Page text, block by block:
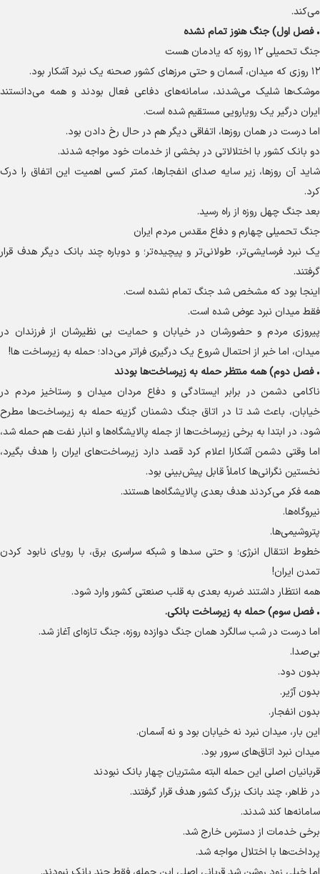
می‌کند.
•فصل اول) جنگ هنوز تمام نشده
جنگ تحمیلی ۱۲ روزه که یادمان هست
۱۲ روزی که میدان، آسمان و حتی مرز‌های کشور صحنه یک نبرد آشکار بود.
موشک‌ها شلیک می‌شدند، سامانه‌های دفاعی فعال بودند و همه می‌دانستند
ایران درگیر یک رویارویی مستقیم شده است.
اما درست در همان روزها، اتفاقی دیگر هم در حال رخ دادن بود.
دو بانک کشور با اختلالاتی در بخشی از خدمات خود مواجه شدند.
شاید آن روزها، زیر سایه صدای انفجارها، کمتر کسی اهمیت این اتفاق را درک
کرد.
بعد جنگ چهل روزه از راه رسید.
جنگ تحمیلی چهارم و دفاع مقدس مردم ایران
یک نبرد فرسایشی‌تر، طولانی‌تر و پیچیده‌تر؛ و دوباره چند بانک دیگر هدف قرار
گرفتند.
اینجا بود که مشخص شد جنگ تمام نشده است.
فقط میدان نبرد عوض شده است.
پیروزی مردم و حضورشان در خیابان و حمایت بی نظیرشان از فرزندان در
میدان، اما خبر از احتمال شروع یک درگیری فراتر می‌داد؛ حمله به زیرساخت ها!
•فصل دوم) همه منتظر حمله به زیرساخت‌ها بودند
ناکامی دشمن در برابر ایستادگی و دفاع مردان میدان و رستاخیز مردم در
خیابان، باعث شد تا در اتاق جنگ دشمنان گزینه حمله به زیرساخت‌ها مطرح
شود، در ابتدا به برخی زیرساخت‌ها از جمله پالایشگاه‌ها و انبار نفت هم حمله شد،
اما وقتی دشمن آشکارا اعلام کرد قصد دارد زیرساخت‌های ایران را هدف بگیرد،
نخستین نگرانی‌ها کاملاً قابل پیش‌بینی بود.
همه فکر می‌کردند هدف بعدی پالایشگاه‌ها هستند.
نیروگاه‌ها.
پتروشیمی‌ها.
خطوط انتقال انرژی؛ و حتی سد‌ها و شبکه سراسری برق، با رویای نابود کردن
تمدن ایران!
همه انتظار داشتند ضربه بعدی به قلب صنعتی کشور وارد شود.
•فصل سوم) حمله به زیرساخت بانکی.
اما درست در شب سالگرد همان جنگ دوازده روزه، جنگ تازه‌ای آغاز شد.
بی‌صدا.
بدون دود.
بدون آژیر.
بدون انفجار.
این بار، میدان نبرد نه خیابان بود و نه آسمان.
میدان نبرد اتاق‌های سرور بود.
قربانیان اصلی این حمله البته مشتریان چهار بانک نبودند
در ظاهر، چند بانک بزرگ کشور هدف قرار گرفتند.
سامانه‌ها کند شدند.
برخی خدمات از دسترس خارج شد.
پرداخت‌ها با اختلال مواجه شد.